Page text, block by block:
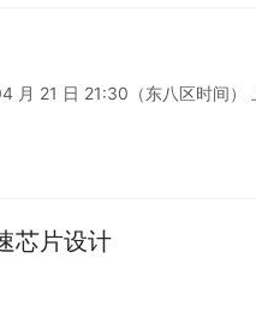
月 21 日 21:30（东八区时间）
芯片设计